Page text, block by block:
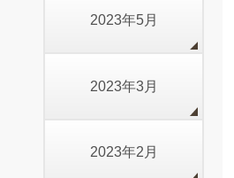
2023年5月
2023年3月
2023年2月